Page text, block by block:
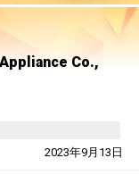
Co.,
2023年9月13日